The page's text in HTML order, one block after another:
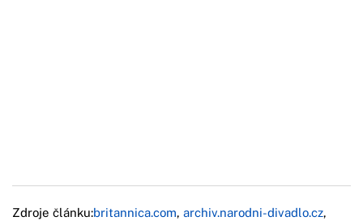
Zdroje článku:britannica.com, archiv.narodni-divadlo.cz,